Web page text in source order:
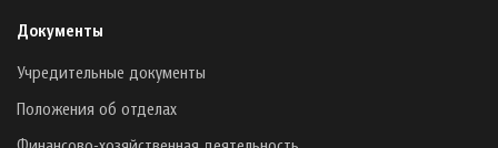
Документы
Учредительные документы
Положения об отделах